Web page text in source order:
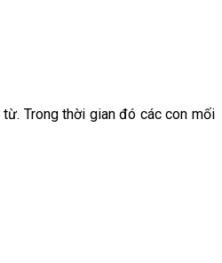
Trong thời gian đó các con mối